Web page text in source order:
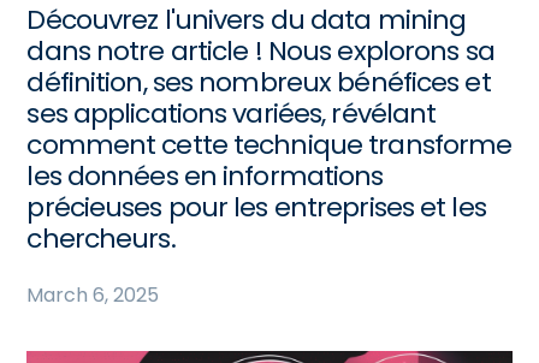
Découvrez l'univers du data mining
dans notre article ! Nous explorons sa
définition, ses nombreux bénéfices et
ses applications variées, révélant
comment cette technique transforme
les données en informations
précieuses pour les entreprises et les
chercheurs.
March 6, 2025